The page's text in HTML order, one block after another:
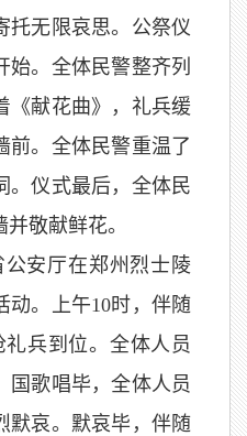
托无限哀思。公祭仪
始。全体民警整齐列
《献花曲》，礼兵缓
前。全体民警重温了
。仪式最后，全体民
敬献鲜花。
公安厅在郑州烈士陵
动。上午10时，伴随
兵到位。全体人员
国歌唱毕，全体人员
默哀。默哀毕，伴随